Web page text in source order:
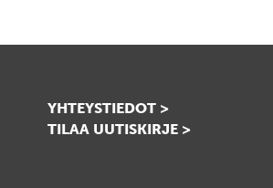
YHTEYSTIEDOT >
TILAA UUTISKIRJE >